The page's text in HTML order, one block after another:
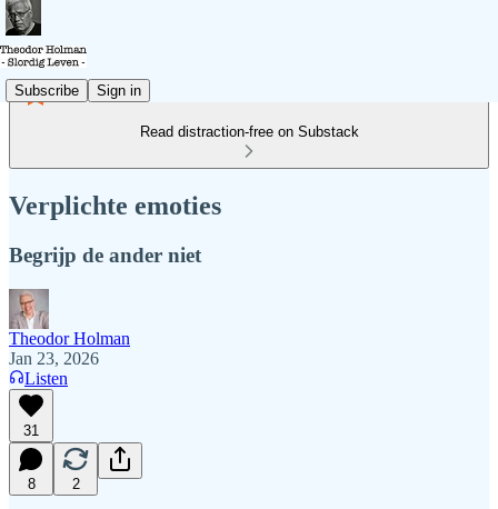
Subscribe Sign in
Read distraction-free on Substack
Verplichte emoties
Begrijp de ander niet
Theodor Holman
Jan 23, 2026
Listen
31
8 2